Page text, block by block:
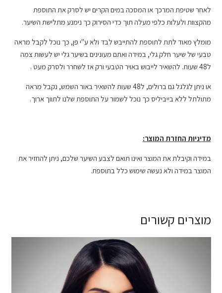
לאחר שטיפת המרכך או המסכה במים הקרים יש לסרק את התוספת
מהקצוות ולעלות כלפי מעלה תוך כדי הסירוק כך נימנע מתלישת השיער.
מומלץ מאוד לתת לתוספת להתייבש לבד ולא ע"י פן, כך נוכל לקבל מראה
טבעי של שיער חלק גלי, במידה ואתם מעונינים בשיער גלי יש לעשות צמה
ל48 שעות. להשאיר לייבוש באויר הטבעי ורק אז לשחרר ולסרק מעט .
או ניתן לגלגל גם ברולים, ל48 שעות להשאיר באור השמש, נקבל מראה
מתולתל ללא בייביליס כך נוכל לשמור על התוספת שלנו לתווך ארוך.
מדיניות החזרת המוצר:
במידה וקיבלת את המוצר ואינו תואם לצבע השיער שלכם, ניתן להחזיר את
המוצר במידה ולא נעשה שימוש כלל בתוספת.
מוצרים קשורים